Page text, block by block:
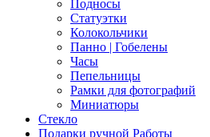
Подносы
Статуэтки
Колокольчики
Панно | Гобелены
Часы
Пепельницы
Рамки для фотографий
Миниатюры
Стекло
Подарки ручной Работы